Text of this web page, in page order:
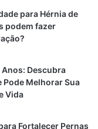
para Hérnia de
podem fazer
Descubra
Pode Melhorar Sua
Vida
Fortalecer Pernas